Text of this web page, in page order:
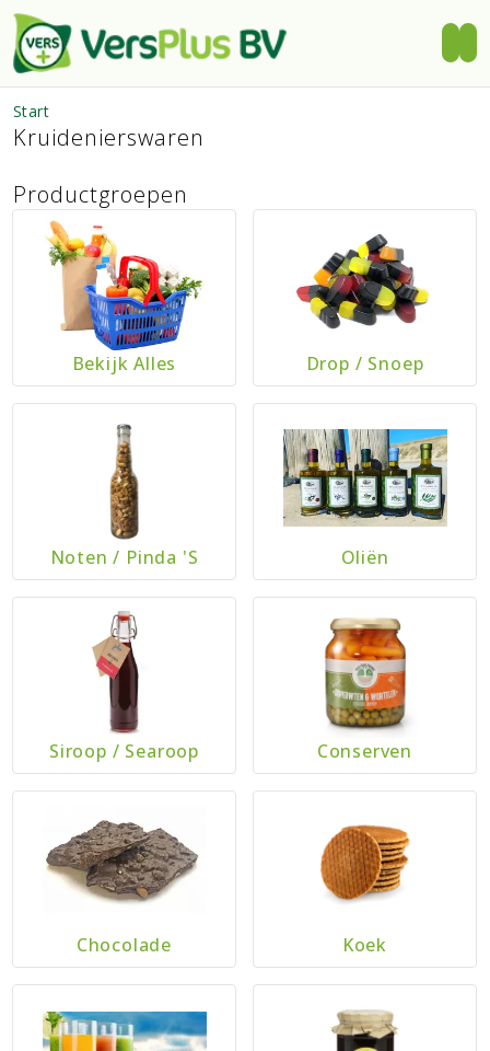
Start
Kruidenierswaren
Productgroepen
Bekijk Alles Drop / Snoep
Noten/ Pinda 's Oliën
Siroop / Searoop Conserven
Chocolade Koek